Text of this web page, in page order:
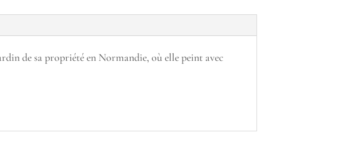
de sa propriété en Normandie, où elle peint avec